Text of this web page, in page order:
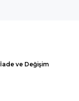
İade ve Değişim